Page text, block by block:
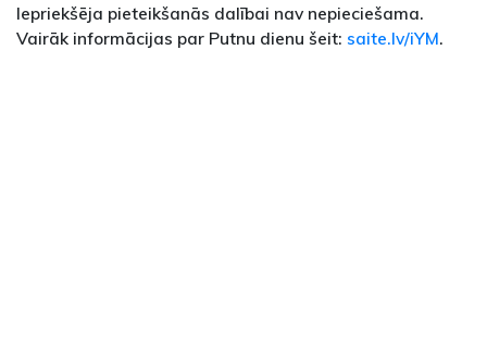
Iepriekšēja pieteikšanās dalībai nav nepieciešama.
Vairāk informācijas par Putnu dienu šeit: saite.lv/iYM.